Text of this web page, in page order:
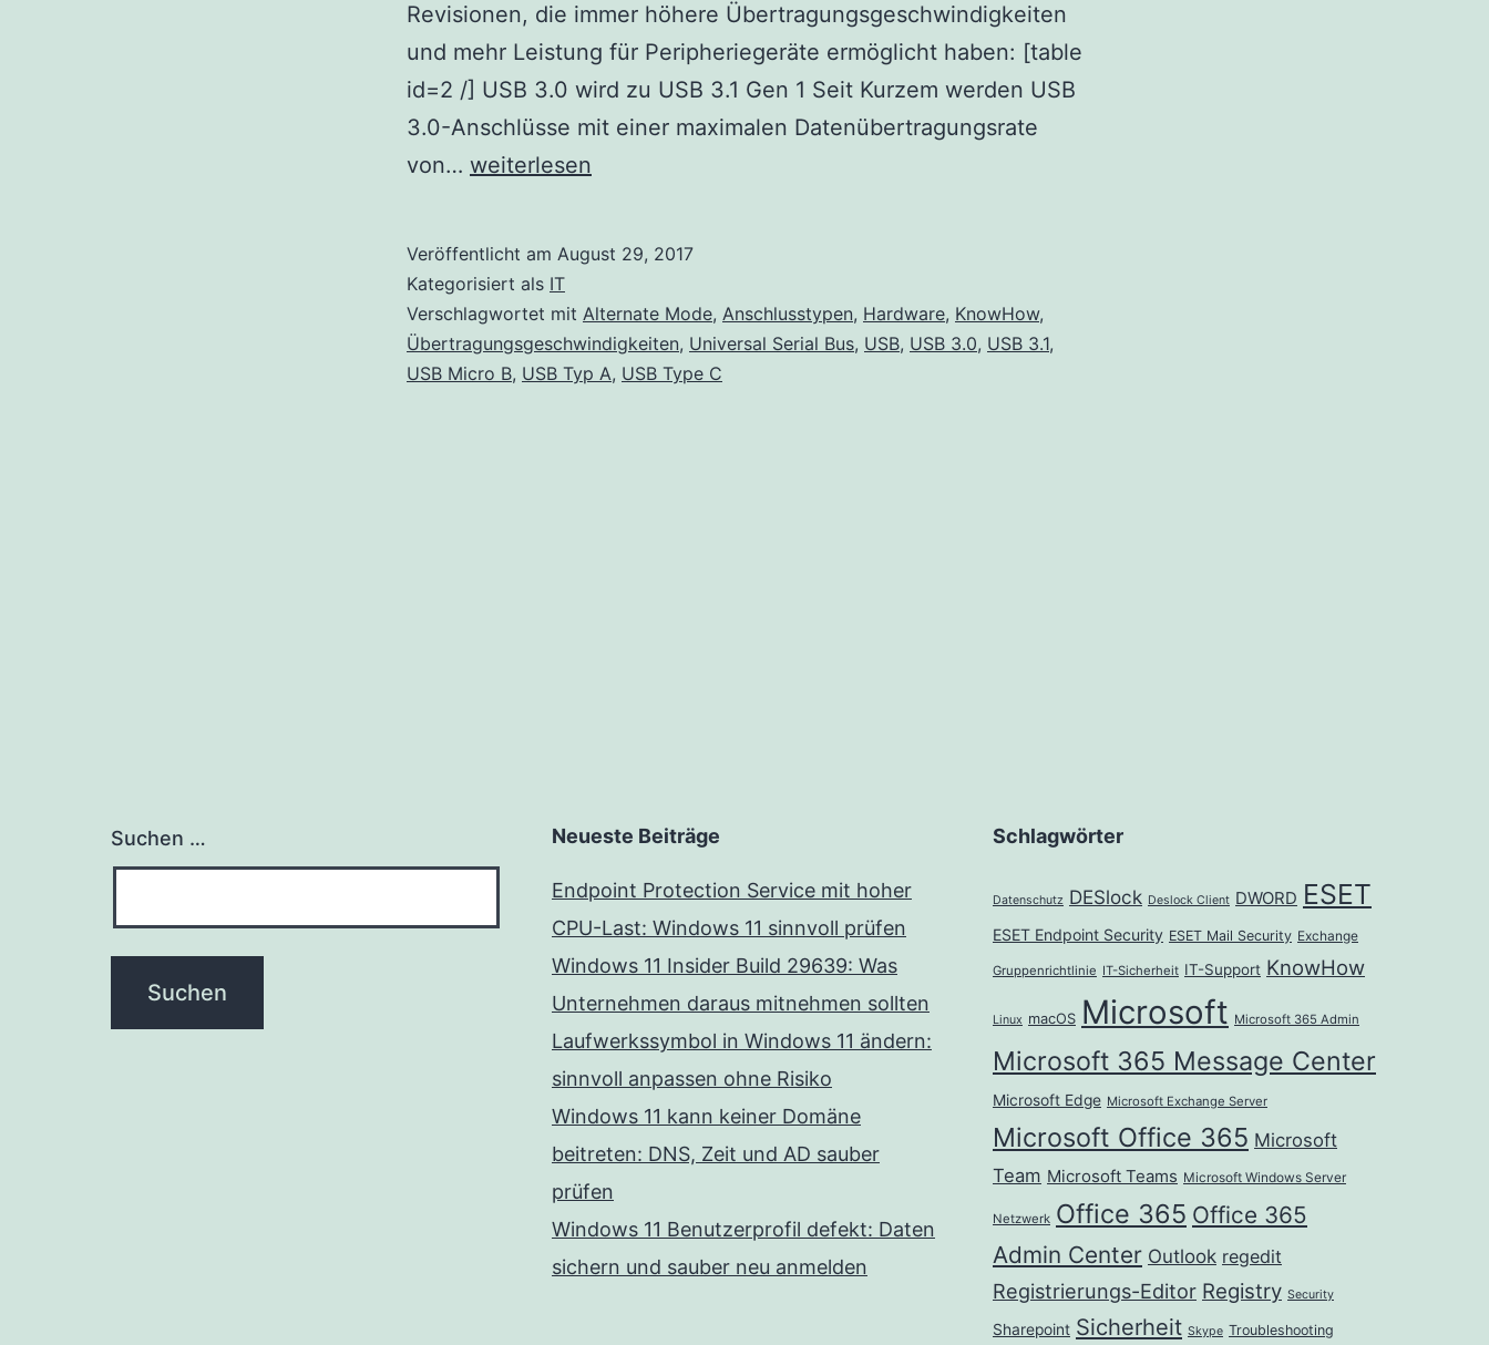
Revisionen, die immer höhere Übertragungsgeschwindigkeiten
und mehr Leistung für Peripheriegeräte ermöglicht haben: [table
id=2 /] USB 3.0 wird zu USB 3.1 Gen 1 Seit Kurzem werden USB
3.0-Anschlüsse mit einer maximalen Datenübertragungsrate
von… USB
und
Alternate
Mode
weiterlesen
Veröffentlicht am August 29, 2017
Kategorisiert als IT
Verschlagwortet mit Alternate Mode, Anschlusstypen, Hardware, KnowHow,
Übertragungsgeschwindigkeiten, Universal Serial Bus, USB, USB 3.0, USB 3.1,
USB Micro B, USB Typ A, USB Type C
Suchen … Neueste Beiträge
Endpoint Protection Service mit hoher
CPU-Last: Windows 11 sinnvoll prüfen
Windows 11 Insider Build 29639: Was
Unternehmen daraus mitnehmen sollten
Laufwerkssymbol in Windows 11 ändern:
sinnvoll anpassen ohne Risiko
Windows 11 kann keiner Domäne
beitreten: DNS, Zeit und AD sauber
prüfen
Windows 11 Benutzerprofil defekt: Daten
sichern und sauber neu anmelden
Schlagwörter
Datenschutz DESlock Deslock Client DWORD ESET
ESET Endpoint Security ESET Mail Security Exchange
Gruppenrichtlinie IT-Sicherheit IT-Support KnowHow
Linux macOS Microsoft Microsoft 365 Admin
Microsoft 365 Message Center
Microsoft Edge Microsoft Exchange Server
Microsoft Office 365 Microsoft
Team Microsoft Teams Microsoft Windows Server
Netzwerk Office 365 Office 365
Admin Center Outlook regedit
Registrierungs-Editor Registry Security
Sharepoint Sicherheit Skype Troubleshooting